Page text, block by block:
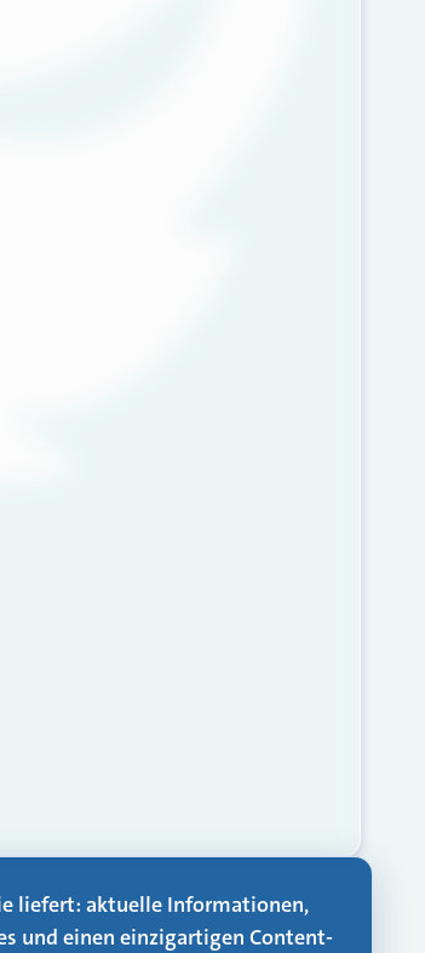
liefert: aktuelle Informationen,
und einen einzigartigen Content-